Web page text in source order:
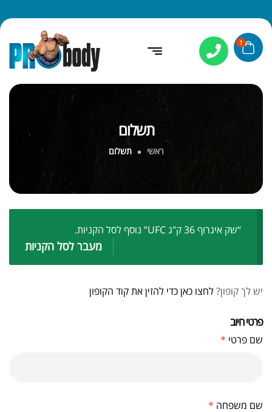
1
תשלום
ראשי תשלום
“שק איגרוף 36 ק"ג UFC” נוסף לסל הקניות.
מעבר לסל הקניות
יש לך קופון?לחצו כאן כדי להזין את קוד הקופון
פרטי חיוב‫
שם פרטי *
שם משפחה *